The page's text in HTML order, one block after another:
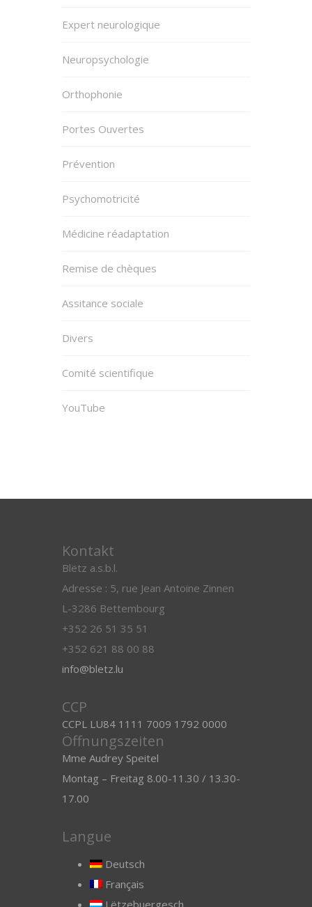
Expert neurologique
Neuropsychologie
Orthophonie
Portes Ouvertes
Prévention
Psychomotricité
Médicine réadaptation
Remise de chèques
Assitance sociale
Divers
Comité scientifique
YouTube
Kontakt
Blëtz a.s.b.l.
Adresse : 5, rue Jean Antoine Zinnen
L-3286 Bettembourg
+352 26 51 35 51
+352 621 88 00 88
info@bletz.lu
CCP
CCPL LU84 1111 7009 1792 0000
Öffnungszeiten
Mme Audrey Speitel
Montag – Freitag 8.00-11.30 / 13.30-
17.00
Langue
Deutsch
Français